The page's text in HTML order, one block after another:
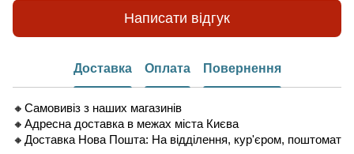
Написати відгук
Доставка Оплата Повернення
🔸Самовивіз з наших магазинів
🔸Адресна доставка в межах міста Києва
🔸Доставка Нова Пошта: На відділення, кур'єром, поштомат